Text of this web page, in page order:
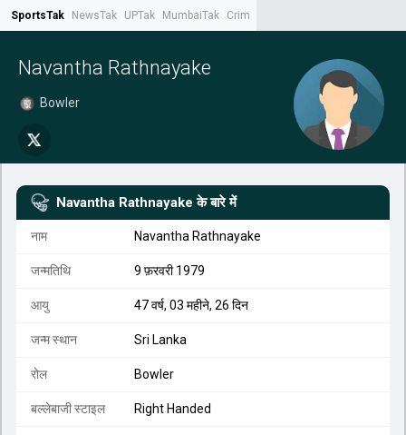
SportsTak NewsTak UPTak MumbaiTak CrimeTak
Navantha Rathnayake
Bowler
Navantha Rathnayake के बारे में
नाम Navantha Rathnayake
जन्मतिथि 9 फ़रवरी 1979
आयु 47 वर्ष, 03 महीने, 26 दिन
जन्म स्थान Sri Lanka
रोल Bowler
बल्लेबाजी स्टाइल Right Handed